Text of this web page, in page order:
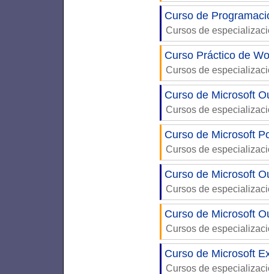
Curso de
Cursos de
Curso Práctico de
Cursos de
Curso de Microsoft
Cursos de
Curso de Microsoft
Cursos de
Curso de Microsoft
Cursos de
Curso de Microsoft
Cursos de
Curso de Microsoft
Cursos de